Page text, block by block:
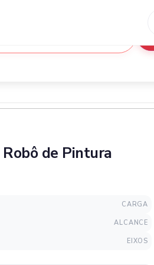
de Pintura
CARGA
ALCANCE
EIXOS